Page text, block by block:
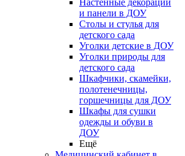
Настенные декорации
и панели в ДОУ
Столы и стулья для
детского сада
Уголки детские в ДОУ
Уголки природы для
детского сада
Шкафчики, скамейки,
полотенечницы,
горшечницы для ДОУ
Шкафы для сушки
одежды и обуви в
ДОУ
Ещё